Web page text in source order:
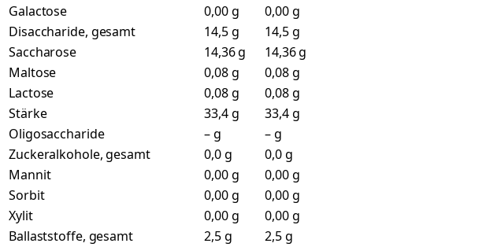
Galactose
0,00 g
0,00 g
Disaccharide, gesamt
14,5 g
14,5 g
Saccharose
14,36 g
14,36 g
Maltose
0,08 g
0,08 g
Lactose
0,08 g
0,08 g
Stärke
33,4 g
33,4 g
Oligosaccharide
– g
– g
Zuckeralkohole, gesamt
0,0 g
0,0 g
Mannit
0,00 g
0,00 g
Sorbit
0,00 g
0,00 g
Xylit
0,00 g
0,00 g
Ballaststoffe, gesamt
2,5 g
2,5 g